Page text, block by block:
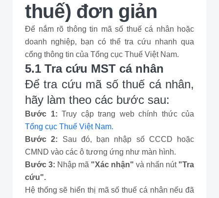
thuế) đơn giản
Để nắm rõ thông tin mã số thuế cá nhân hoặc
doanh nghiệp, bạn có thể tra cứu nhanh qua
cổng thông tin của Tổng cục Thuế Việt Nam.
5.1 Tra cứu MST cá nhân
Để tra cứu mã số thuế cá nhân,
hãy làm theo các bước sau:
Bước 1: Truy cập trang web chính thức của
Tổng cục Thuế Việt Nam.
Bước 2: Sau đó, bạn nhập số CCCD hoặc
CMND vào các ô tương ứng như màn hình.
Bước 3: Nhập mã "Xác nhận" và nhấn nút "Tra
cứu".
Hệ thống sẽ hiển thị mã số thuế cá nhân nếu đã